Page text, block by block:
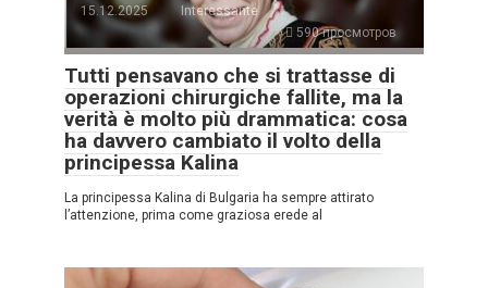
15.12.2025
Interessante
590 просмотров
Tutti pensavano che si trattasse di
operazioni chirurgiche fallite, ma la
verità è molto più drammatica: cosa
ha davvero cambiato il volto della
principessa Kalina
La principessa Kalina di Bulgaria ha sempre attirato
l’attenzione, prima come graziosa erede al